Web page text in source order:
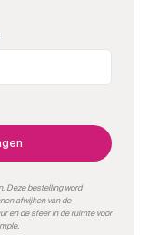
Deze bestelling word
afwijken van de
en de sfeer in de ruimte voor